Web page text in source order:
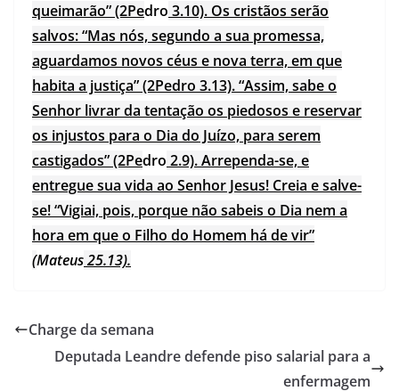
queimarão” (2Pedro 3.10). Os cristãos serão
salvos: “Mas nós, segundo a sua promessa,
aguardamos novos céus e nova terra, em que
habita a justiça” (2Pedro 3.13). “Assim, sabe o
Senhor livrar da tentação os piedosos e reservar
os injustos para o Dia do Juízo, para serem
castigados” (2Pedro 2.9). Arrependa-se, e
entregue sua vida ao Senhor Jesus! Creia e salve-
se! “Vigiai, pois, porque não sabeis o Dia nem a
hora em que o Filho do Homem há de vir”
(Mateus25.13).
Charge da semana
Deputada Leandre defende piso salarial para a
enfermagem